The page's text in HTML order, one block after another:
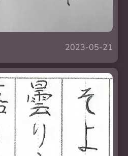
2023-05-21